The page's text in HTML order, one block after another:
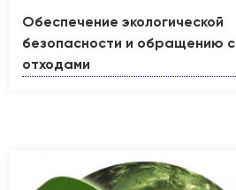
Обеспечение экологической
безопасности и обращению с
отходами